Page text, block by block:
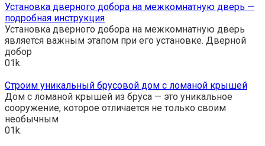
Установка дверного добора на межкомнатную дверь —
подробная инструкция
Установка дверного добора на межкомнатную дверь
является важным этапом при его установке. Дверной
добор
01k.
Строим уникальный брусовой дом с ломаной крышей
Дом с ломаной крышей из бруса — это уникальное
сооружение, которое отличается не только своим
необычным
01k.